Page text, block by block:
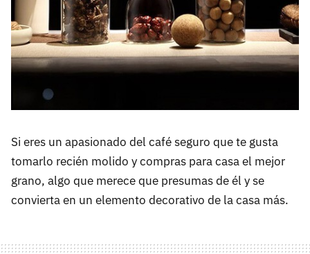
Si eres un apasionado del café seguro que te gusta
tomarlo recién molido y compras para casa el mejor
grano, algo que merece que presumas de él y se
convierta en un elemento decorativo de la casa más.